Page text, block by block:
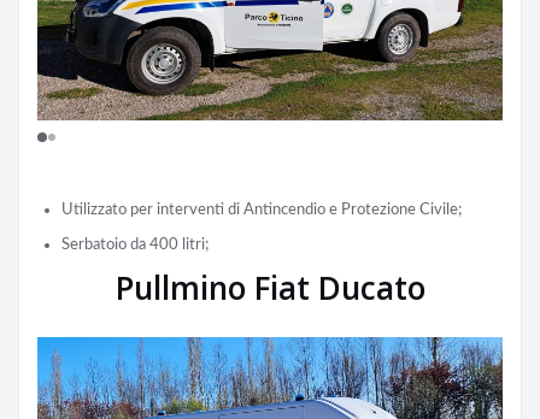
Utilizzato per interventi di Antincendio e Protezione Civile;
Serbatoio da 400 litri;
Pullmino Fiat Ducato